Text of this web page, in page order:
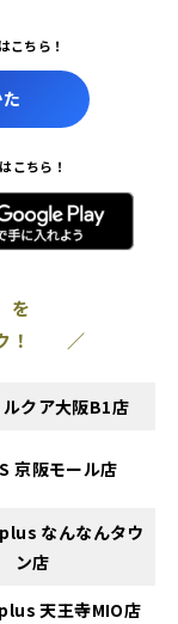
こちら！
こちら！
を
ク！ ／
ルクア大阪B1店
京阪モール店
なんなんタウ
ン店
天王寺MIO店